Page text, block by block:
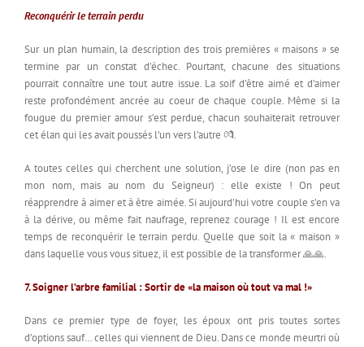
Reconquérir le terrain perdu
Sur un plan humain, la description des trois premières « maisons » se
termine par un constat d’échec. Pourtant, chacune des situations
pourrait connaître une tout autre issue. La soif d’être aimé et d’aimer
reste profondément ancrée au coeur de chaque couple. Même si la
fougue du premier amour s’est perdue, chacun souhaiterait retrouver
cet élan qui les avait poussés l’un vers l’autre 💏.
A toutes celles qui cherchent une solution, j’ose le dire (non pas en
mon nom, mais au nom du Seigneur) : elle existe ! On peut
réapprendre à aimer et à être aimée. Si aujourd’hui votre couple s’en va
à la dérive, ou même fait naufrage, reprenez courage ! Il est encore
temps de reconquérir le terrain perdu. Quelle que soit la « maison »
dans laquelle vous vous situez, il est possible de la transformer 🙏🙏.
7. Soigner l’arbre familial : Sortir de «la maison où tout va mal !»
Dans ce premier type de foyer, les époux ont pris toutes sortes
d’options sauf… celles qui viennent de Dieu. Dans ce monde meurtri où